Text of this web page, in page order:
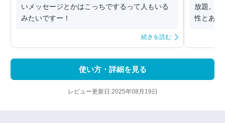
いメッセージとかはこっちでするって人もいる
みたいですー！
続きを読む
放題。こ
性とあー
使い方・詳細を見る
レビュー更新日:2025年08月19日